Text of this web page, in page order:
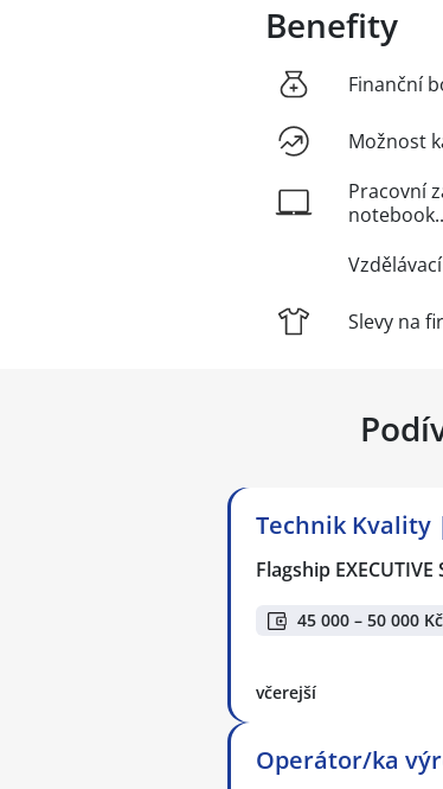
Benefity
Finanční
Možnost
Pracovní
Slevy na
Technik Kvality
Flagship EXECUTIVE
45 000 – 50 000 Kč
včerejší
Operátor/ka